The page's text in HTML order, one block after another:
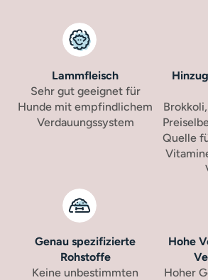
Lammfleisch
Sehr gut geeignet für
Hunde mit empfindlichem
Verdauungssystem
Quelle
Genau spezifizierte
Rohstoffe
Keine unbestimmten
Hohe
Hoher